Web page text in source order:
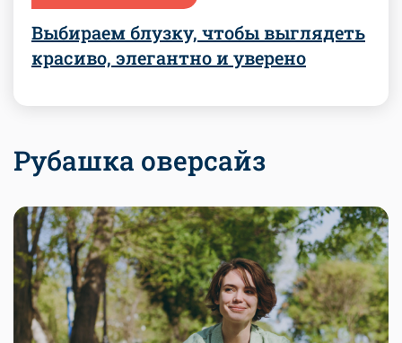
Выбираем блузку, чтобы выглядеть
красиво, элегантно и уверено
Рубашка оверсайз